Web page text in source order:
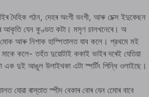
দৈহিক গঠন, দেহৰ অংগী ভংগী, আৰু চেক্স ইদুকেছন
আকৃতি যেন কুণ্ডত কটা। মসৃণ চালখনেৰে। অ
মোক আৰু নিশাক হাস্পিতালত যাব কলে। প্রথমে মই
কলে- তহঁত দুয়োটাই ককাই ভাইৰ দৰেই যেতিয়া
এক দুই আঙুল উলাইথকা এটা স্পর্টিং পিন্ধি ওলাইছে।
যোৱা ৰাস্তাত স্পীদ বেকাৰ বোৰ যেন মোেৰ বাবে